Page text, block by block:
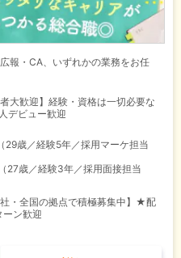
報・CA、いずれかの業務をお任
大歓迎】経験・資格は一切必要な
デビュー歓迎
29歳／経験5年／採用マーケ担当
27歳／経験3年／採用面接担当
社・全国の拠点で積極募集中】★配
ン歓迎